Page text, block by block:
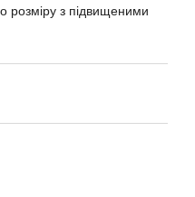
розміру з підвищеними